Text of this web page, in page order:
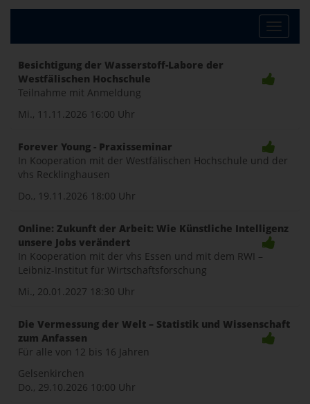
Toggle
Besichtigung der Wasserstoff-Labore der
Westfälischen Hochschule
Teilnahme mit Anmeldung
Mi., 11.11.2026 16:00 Uhr
Forever Young - Praxisseminar
In Kooperation mit der Westfälischen Hochschule und der
vhs Recklinghausen
Do., 19.11.2026 18:00 Uhr
Online: Zukunft der Arbeit: Wie Künstliche Intelligenz
unsere Jobs verändert
In Kooperation mit der vhs Essen und mit dem RWI –
Leibniz-Institut für Wirtschaftsforschung
Mi., 20.01.2027 18:30 Uhr
Die Vermessung der Welt – Statistik und Wissenschaft
zum Anfassen
Für alle von 12 bis 16 Jahren
Gelsenkirchen
Do., 29.10.2026 10:00 Uhr